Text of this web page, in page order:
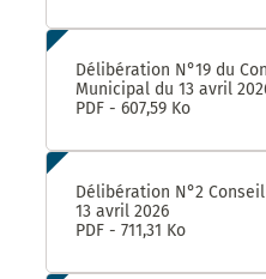
Délibération N°19 du
Municipal du 13 avril
PDF - 607,59 Ko
Délibération N°2
13 avril 2026
PDF - 711,31 Ko